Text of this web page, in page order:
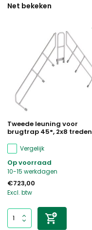
Net bekeken
Tweede leuning voor
brugtrap 45°, 2x8 treden
Vergelijk
Op voorraad
10-15 werkdagen
€723,00
Excl. btw